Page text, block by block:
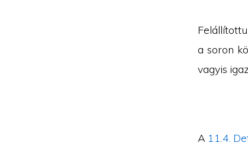
a soron
vagyis
A 11.4.